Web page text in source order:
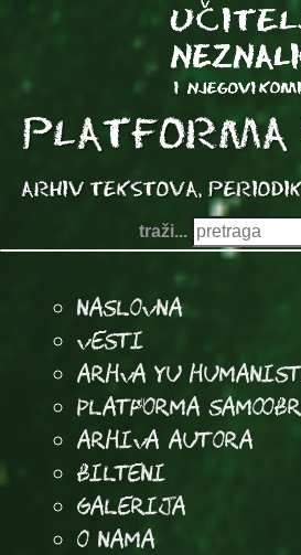
traži...
Naslovna
Vesti
Arhva YU
Platforma
arhiva autora
Bilteni
Galerija
O Nama